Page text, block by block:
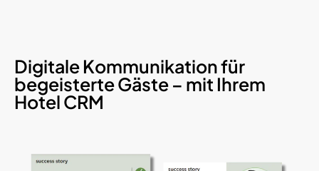
Digitale Kommunikation für
begeisterte Gäste – mit Ihrem
Hotel CRM